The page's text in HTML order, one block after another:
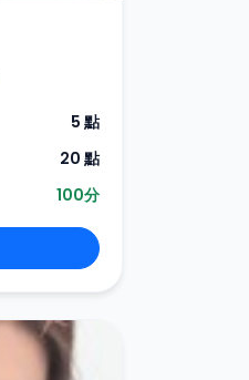
5 點
20 點
100分